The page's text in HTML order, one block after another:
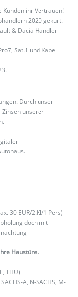
Kunden ihr Vertrauen!
2020 gekürt.
& Dacia Händler
Sat.1 und Kabel
Durch unser
Zinsen unserer
30 EUR/2.Kl/1 Pers)
doch mit
Haustüre.
THÜ)
A, N-SACHS, M-